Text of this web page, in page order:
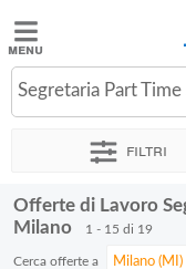
Jobbydoo
Offerte
Stipendi
Segretaria Part
Filtri
Offerte di Lavoro
Milano
1 - 15 di 19
Cerca offerte a